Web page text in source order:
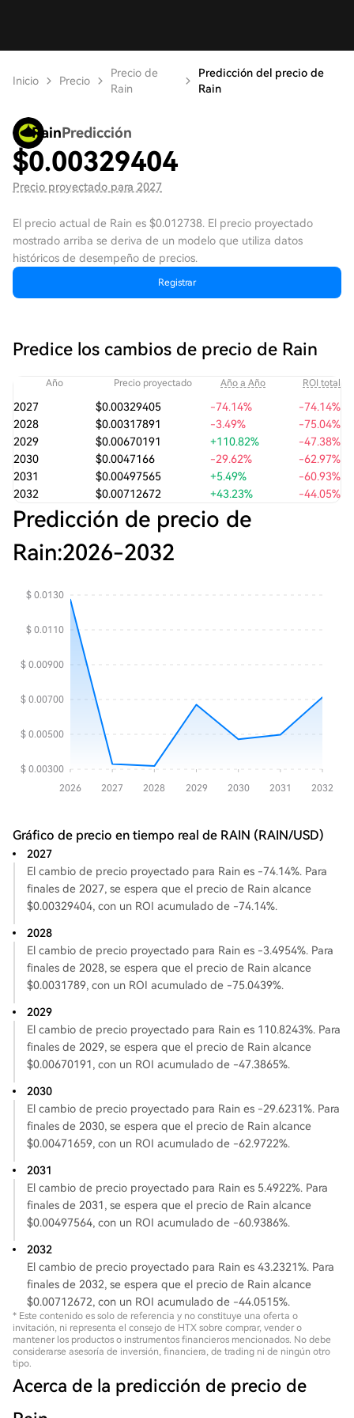
Inicio Precio
Precio de
Rain
Predicción del precio de
Rain
RainPredicción
$0.00329404
Precio proyectado para 2027
El precio actual de Rain es $0.012738. El precio proyectado
mostrado arriba se deriva de un modelo que utiliza datos
históricos de desempeño de precios.
Registrar
Predice los cambios de precio de Rain
Año Precio proyectado Año a Año ROI total
2027 $0.00329405 -74.14%
-74.14%
2028
$0.00317891 -3.49%
-75.04%
2029
$0.00670191 +110.82%
-47.38%
2030
$0.0047166 -29.62%
-62.97%
2031
$0.00497565 +5.49%
-60.93%
2032
$0.00712672 +43.23% -44.05%
Predicción de precio de
Rain:2026-2032
Gráfico de precio en tiempo real de RAIN (RAIN/USD)
2027
El cambio de precio proyectado para Rain es -74.14%. Para
finales de 2027, se espera que el precio de Rain alcance
$0.00329404, con un ROI acumulado de -74.14%.
2028
El cambio de precio proyectado para Rain es -3.4954%. Para
finales de 2028, se espera que el precio de Rain alcance
$0.0031789, con un ROI acumulado de -75.0439%.
2029
El cambio de precio proyectado para Rain es 110.8243%. Para
finales de 2029, se espera que el precio de Rain alcance
$0.00670191, con un ROI acumulado de -47.3865%.
2030
El cambio de precio proyectado para Rain es -29.6231%. Para
finales de 2030, se espera que el precio de Rain alcance
$0.00471659, con un ROI acumulado de -62.9722%.
2031
El cambio de precio proyectado para Rain es 5.4922%. Para
finales de 2031, se espera que el precio de Rain alcance
$0.00497564, con un ROI acumulado de -60.9386%.
2032
El cambio de precio proyectado para Rain es 43.2321%. Para
finales de 2032, se espera que el precio de Rain alcance
$0.00712672, con un ROI acumulado de -44.0515%.
* Este contenido es solo de referencia y no constituye una oferta o
invitación, ni representa el consejo de HTX sobre comprar, vender o
mantener los productos o instrumentos financieros mencionados. No debe
considerarse asesoría de inversión, financiera, de trading ni de ningún otro
tipo.
Acerca de la predicción de precio de